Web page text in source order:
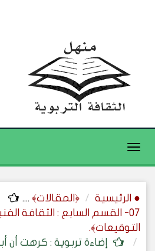
Toggle
● الرئيسية ﴿المقالات﴾ ....
07- القسم السابع : الثقافة
التوقيعات﴾.
إضاءة تربوية : كرهت أن